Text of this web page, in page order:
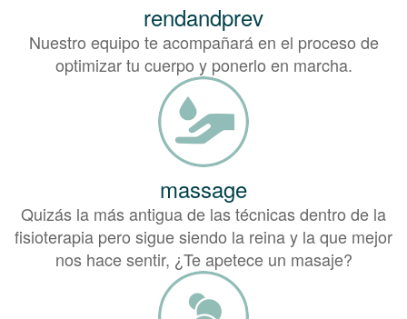
rendandprev
Nuestro equipo te acompañará en el proceso de
optimizar tu cuerpo y ponerlo en marcha.
massage
Quizás la más antigua de las técnicas dentro de la
fisioterapia pero sigue siendo la reina y la que mejor
nos hace sentir, ¿Te apetece un masaje?